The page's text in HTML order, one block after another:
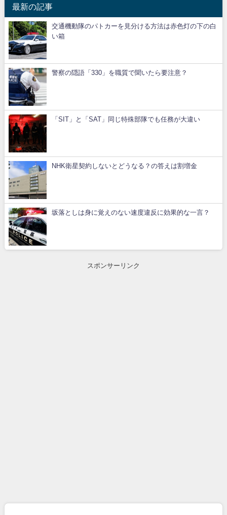
最新の記事
交通機動隊のパトカーを見分ける方法は赤色灯の下の白
い箱
警察の隠語「330」を職質で聞いたら要注意？
「SIT」と「SAT」同じ特殊部隊でも任務が大違い
NHK衛星契約しないとどうなる？の答えは割増金
坂落としは身に覚えのない速度違反に効果的な一言？
スポンサーリンク